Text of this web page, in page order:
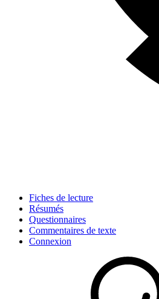
Fiches de lecture
Résumés
Questionnaires
Commentaires de texte
Connexion